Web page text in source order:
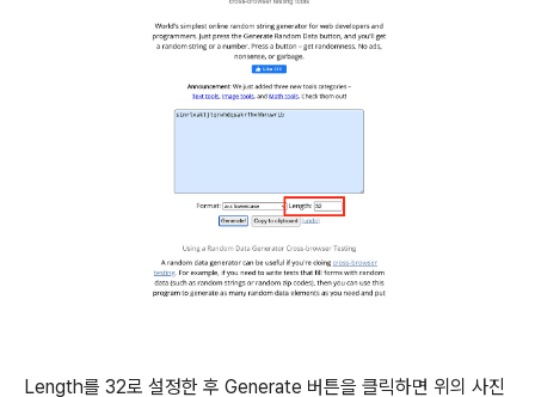
Length를 32로 설정한 후 Generate 버튼을 클릭하면 위의 사진